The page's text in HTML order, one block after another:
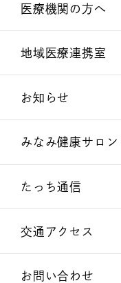
医療機関の方へ
地域医療連携室
お知らせ
みなみ健康サロン
たっち通信
交通アクセス
お問い合わせ